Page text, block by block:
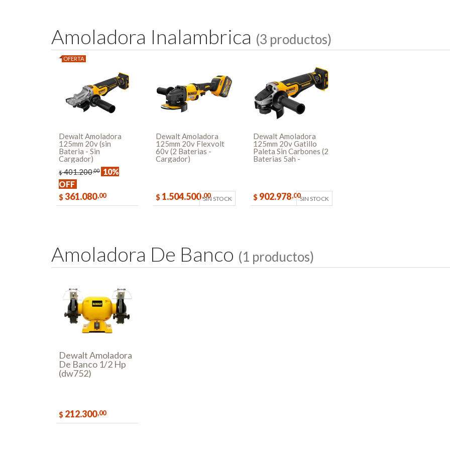
Amoladora Inalambrica (3 productos)
OFERTA
Dewalt Amoladora
125mm 20v (sin
Bateria - Sin
Cargador)
$ 401.200,00 10%
OFF
$361.080,00
Dewalt Amoladora
125mm 20v Flexvolt
60v (2 Baterias -
Cargador)
$ 1.504.500,00
SIN STOCK
Dewalt Amoladora
125mm 20v Gatillo
Paleta Sin Carbones (2
Baterias 5ah -
$ 902.978,00SIN STOCK
Amoladora De Banco (1 productos)
Dewalt Amoladora
De Banco 1/2 Hp
(dw752)
$ 212.300,00